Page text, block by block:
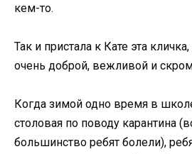
кем-то.
Так и пристала к Кате эта
очень доброй, вежливой и
Когда зимой одно время в
столовая по поводу карантина
большинство ребят болели),